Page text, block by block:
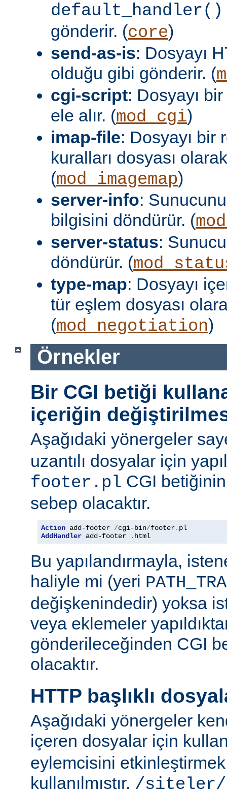
default_handler()
gönderir. (core)
send-as-is: Dosyayı
olduğu gibi gönderir. (
cgi-script: Dosyayı
ele alır. (mod_cgi)
imap-file: Dosyayı bir
kuralları dosyası
(mod_imagemap)
server-info:
bilgisini döndürür. (
server-status:
döndürür. (
type-map: Dosyayı
tür eşlem dosyası
(mod_negotiation)
Örnekler
Bir CGI betiği
içeriğin
Aşağıdaki yönergeler
uzantılı dosyalar için
footer.pl CGI
sebep olacaktır.
Action add-footer /cgi-bin/footer.
AddHandler add-footer . html
Bu yapılandırmayla,
haliyle mi (yeri
değişkenindedir) yoksa
veya eklemeler
gönderileceğinden CGI
olacaktır.
HTTP başlıklı
Aşağıdaki yönergeler
içeren dosyalar için
eylemcisini
kullanılmıştır. /siteler/